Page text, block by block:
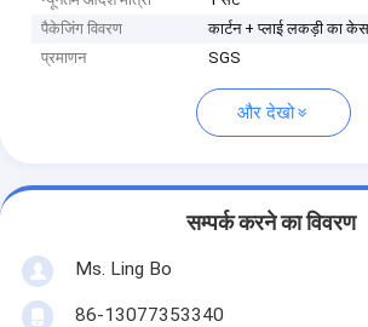
पैकेजिंग विवरण
कार्टन + प्लाई लकड़ी का
प्रमाणन
SGS
और देखो
सम्पर्क करने का विवरण
Ms. Ling Bo
86-13077353340